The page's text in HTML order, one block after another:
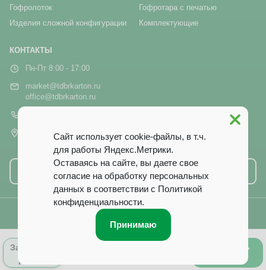
Гофролоток
Гофротара с печатью
Изделия сложной конфигурации
Комплектующие
КОНТАКТЫ
Пн-Пт 8:00 - 17:00
market@tdbrkarton.ru
office@tdbrkarton.ru
г. Брянск, рп Белые Берега,
ул. Белобережская, 1А
Написать нам
© 2014–2026 ООО ТД «Брянский Картон». Все права защищены.
Запросить
расчёт
Оформить
Сайт использует cookie-файлы, в т.ч.
для работы Яндекс.Метрики.
Оставаясь на сайте, вы даете свое
согласие на обработку персональных
данных в соответствии с Политикой
конфиденциальности.
Принимаю